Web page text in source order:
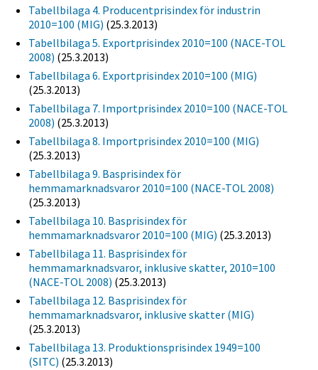
Tabellbilaga 4. Producentprisindex för industrin
2010=100 (MIG) (25.3.2013)
Tabellbilaga 5. Exportprisindex 2010=100 (NACE-TOL
2008) (25.3.2013)
Tabellbilaga 6. Exportprisindex 2010=100 (MIG)
(25.3.2013)
Tabellbilaga 7. Importprisindex 2010=100 (NACE-TOL
2008) (25.3.2013)
Tabellbilaga 8. Importprisindex 2010=100 (MIG)
(25.3.2013)
Tabellbilaga 9. Basprisindex för
hemmamarknadsvaror 2010=100 (NACE-TOL 2008)
(25.3.2013)
Tabellbilaga 10. Basprisindex för
hemmamarknadsvaror 2010=100 (MIG) (25.3.2013)
Tabellbilaga 11. Basprisindex för
hemmamarknadsvaror, inklusive skatter, 2010=100
(NACE-TOL 2008) (25.3.2013)
Tabellbilaga 12. Basprisindex för
hemmamarknadsvaror, inklusive skatter (MIG)
(25.3.2013)
Tabellbilaga 13. Produktionsprisindex 1949=100
(SITC) (25.3.2013)